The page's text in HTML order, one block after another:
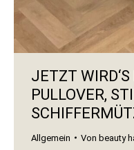
JETZT WIRD‘S
ULLOVER,
Allgemein Von beauty